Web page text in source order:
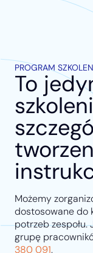
PROGRAM
To
Możemy
dostosowane do
potrzeb zespołu.
grupę
380 091.